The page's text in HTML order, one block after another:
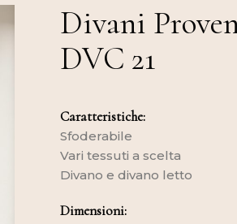
Divani
DVC 21
Caratteristiche:
Sfoderabile
Vari tessuti a scelta
Divano e divano letto
Dimensioni: